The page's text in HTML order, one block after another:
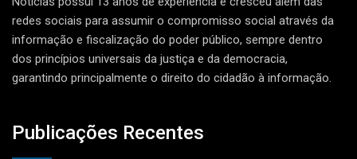
redes sociais para assumir o compromisso social através da
informação e fiscalização do poder público, sempre dentro
dos princípios universais da justiça e da democracia,
garantindo principalmente o direito do cidadão à informação.
Publicações Recentes